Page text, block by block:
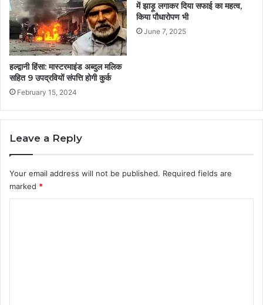
हल्द्वानी हिंसा: मास्टरमाइंड अब्दुल मलिक
सहित 9 उपद्रवियों संपत्ति होगी कुर्क
February 15, 2024
में झाड़ू लगाकर दिया सफाई का महत्व,
किया पौधारोपण भी
June 7, 2025
Leave a Reply
Your email address will not be published. Required fields are
marked *